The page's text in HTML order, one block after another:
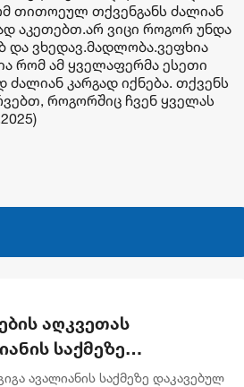
თითოეულ თქვენგანს ძალიან
აკეთებთ.არ ვიცი როგორ უნდა
და ვხედავ.მადლობა.ვეფხია
რომ ამ ყველაფერმა ესეთი
კარგად იქნება. თქვენს
როგორშიც ჩვენ ყველას
აღკვეთას
საქმეზე
ბრალდება
ავალიანის საქმეზე დაკავებულ